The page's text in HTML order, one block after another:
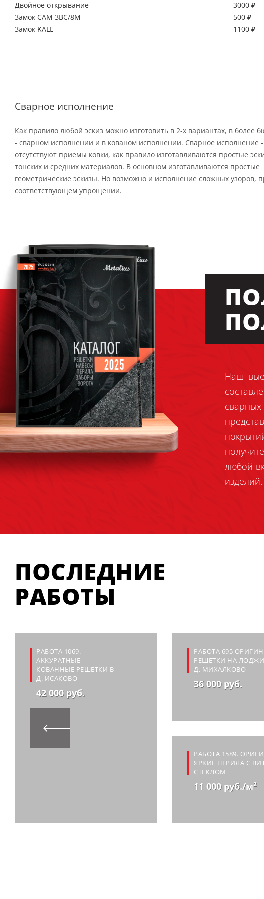
Двойное открывание
3000 ₽
Замок САМ ЗВС/8М
500 ₽
Замок KALE
1100 ₽
Сварное исполнение
Как правило любой эскиз можно изготовить в 2-х вариантах, в более
- сварном исполнении и в кованом исполнении. Сварное исполнение -
отсутствуют приемы ковки, как правило изготавливаются простые
тонских и средних материалов. В основном изготавливаются простые
геометрические эскизы. Но возможно и исполнение сложных узоров,
соответствующем упрощении.
Наш
любой
изделий.
ПОСЛЕДНИЕ
РАБОТЫ
РАБОТА 1069.
АККУРАТНЫЕ
КОВАННЫЕ РЕШЕТКИ В
Д. ИСАКОВО
42 000 руб.
РАБОТА 695
РЕШЕТКИ НА
Д. МИХАЛКОВО
36 000 руб.
РАБОТА 1589.
ЯРКИЕ ПЕРИЛА С
СТЕКЛОМ
11 000 руб./м²